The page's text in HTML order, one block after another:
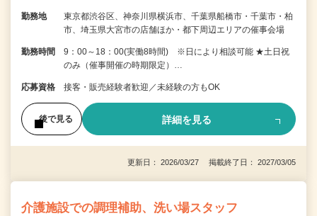
勤務地
東京都渋谷区、神奈川県横浜市、千葉県船橋市・千葉市・柏
市、埼玉県大宮市の店舗ほか・都下周辺エリアの催事会場
勤務時間
9：00～18：00(実働8時間) ※日により相談可能 ★土日祝
のみ（催事開催の時期限定）…
応募資格 接客・販売経験者歓迎／未経験の方もOK
後で見る 詳細を見る
更新日： 2026/03/27 掲載終了日： 2027/03/05
介護施設での調理補助、洗い場スタッフ